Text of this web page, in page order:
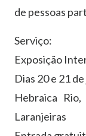
de pessoas
Serviço:
Exposição
Dias 20 e 21
Hebraica
Laranjeiras